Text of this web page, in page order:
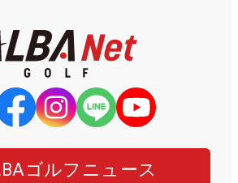
ゴルフニュース